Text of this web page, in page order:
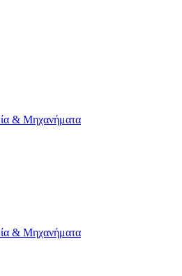
& Μηχανήματα
& Μηχανήματα